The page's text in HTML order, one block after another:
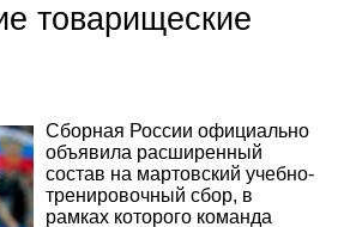
товарищеские
Сборная России официально
объявила расширенный
состав на мартовский учебно-
тренировочный сбор, в
рамках которого команда